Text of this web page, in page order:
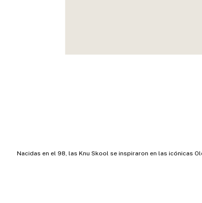
Nacidas en el 98, las Knu Skool se inspiraron en las icónicas